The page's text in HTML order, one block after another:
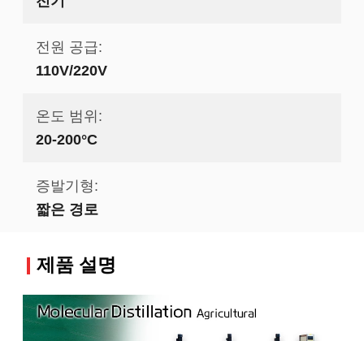
전원 공급:
110V/220V
온도 범위:
20-200°C
증발기형:
짧은 경로
제품 설명